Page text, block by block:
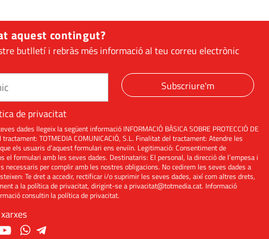
aquest contingut?
butlletí i rebràs més informació al teu correu electrònic
Subscriure'm
de privacitat
dades llegeix la següent informació INFORMACIÓ BÀSICA SOBRE PROTECCIÓ DE
tractament: TOTMEDIA COMUNICACIÓ, S.L. Finalitat del tractament: Atendre les
els usuaris d’aquest formulari ens enviïn. Legitimació: Consentiment de
el formulari amb les seves dades. Destinataris: El personal, la direcció de l’empesa i
necessaris per complir amb les nostres obligacions. No cedirem les seves dades a
Te dret a accedir, rectificar i/o suprimir les seves dades, així com altres drets,
a la política de privacitat, dirigint-se aprivacitat@totmedia.cat. Informació
consultin lapolítica de privacitat.